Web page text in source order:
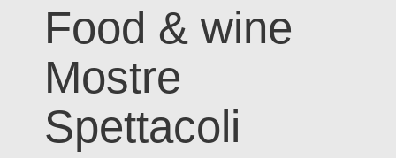
Food & wine
Mostre
Spettacoli